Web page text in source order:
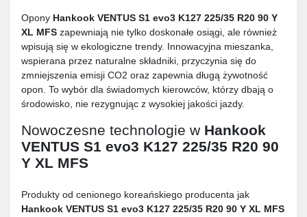
Opony Hankook VENTUS S1 evo3 K127 225/35 R20 90 Y
XL MFS zapewniają nie tylko doskonałe osiągi, ale również
wpisują się w ekologiczne trendy. Innowacyjna mieszanka,
wspierana przez naturalne składniki, przyczynia się do
zmniejszenia emisji CO2 oraz zapewnia długą żywotność
opon. To wybór dla świadomych kierowców, którzy dbają o
środowisko, nie rezygnując z wysokiej jakości jazdy.
Nowoczesne technologie w Hankook
VENTUS S1 evo3 K127 225/35 R20 90
Y XL MFS
Produkty od cenionego koreańskiego producenta jak
Hankook VENTUS S1 evo3 K127 225/35 R20 90 Y XL MFS